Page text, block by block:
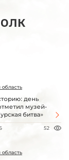
область
день
музей-
битва»
52
область